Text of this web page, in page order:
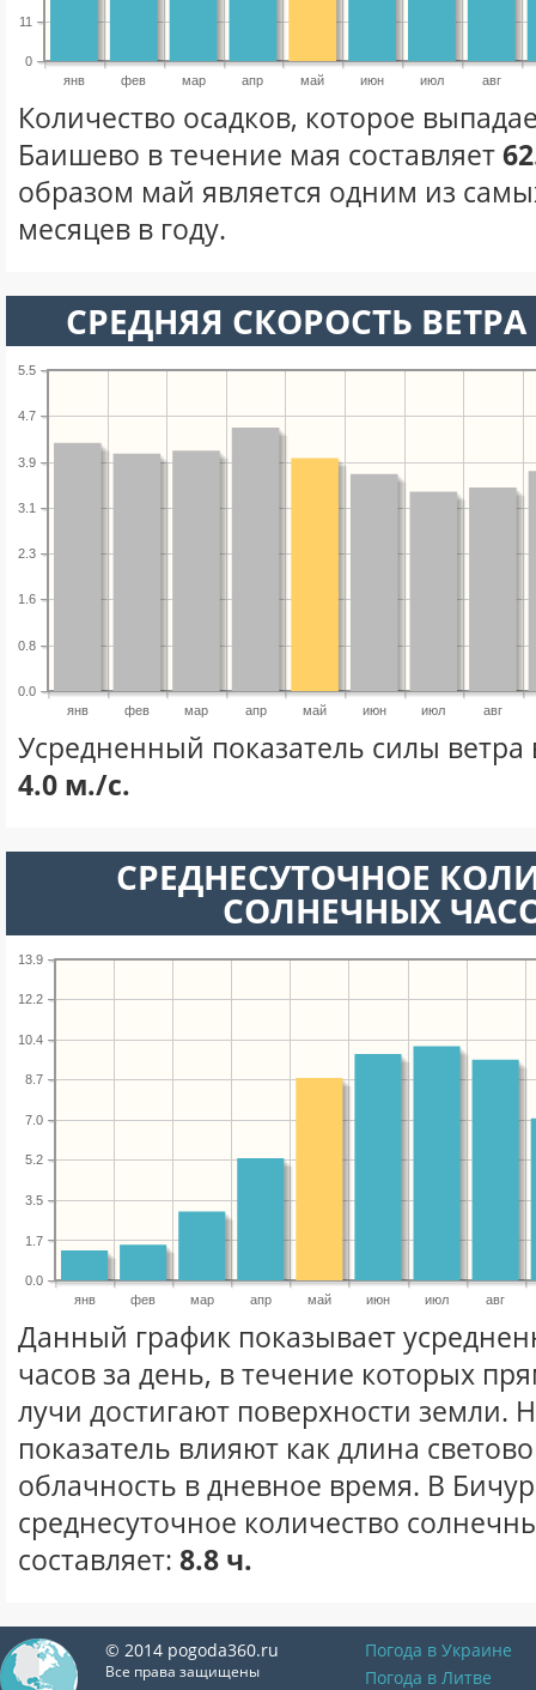
янв фев мар апр май июн июл авг
0
11
Количество осадков, которое
Баишево в течение мая составляет
образом май является одним из
месяцев в году.
СРЕДНЯЯ СКОРОСТЬ
янв фев мар апр май июн июл авг
0.0
0.8
1.6
2.3
3.1
3.9
4.7
5.5
Усредненный показатель силы ветра
4.0 м./с.
СРЕДНЕСУТОЧНОЕ
СОЛНЕЧНЫХ
янв фев мар апр май июн июл авг
0.0
1.7
3.5
5.2
7.0
8.7
10.4
12.2
13.9
Данный график показывает
часов за день, в течение которых
лучи достигают поверхности земли.
показатель влияют как длина
облачность в дневное время. В
среднесуточное количество
составляет: 8.8 ч.
© 2014 pogoda360.ru
Все права защищены
Погода в Украине
Погода в Литве